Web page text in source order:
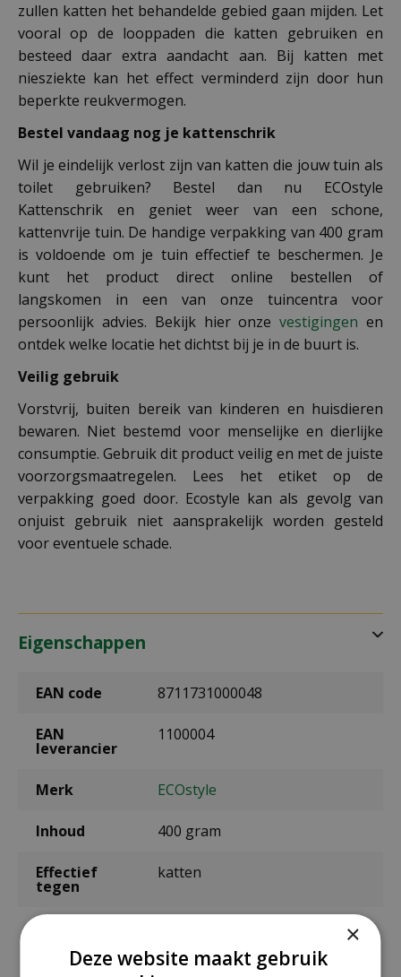
zullen katten het behandelde gebied gaan mijden. Let
vooral op de looppaden die katten gebruiken en
besteed daar extra aandacht aan. Bij katten met
niesziekte kan het effect verminderd zijn door hun
beperkte reukvermogen.
Bestel vandaag nog je kattenschrik
Wil je eindelijk verlost zijn van katten die jouw tuin als
toilet gebruiken? Bestel dan nu ECOstyle
Kattenschrik en geniet weer van een schone,
kattenvrije tuin. De handige verpakking van 400 gram
is voldoende om je tuin effectief te beschermen. Je
kunt het product direct online bestellen of
langskomen in een van onze tuincentra voor
persoonlijk advies. Bekijk hier onzevestigingen en
ontdek welke locatie het dichtst bij je in de buurt is.
Veilig gebruik
Vorstvrij, buiten bereik van kinderen en huisdieren
bewaren. Niet bestemd voor menselijke en dierlijke
consumptie. Gebruik dit product veilig en met de juiste
voorzorgsmaatregelen. Lees het etiket op de
verpakking goed door. Ecostyle kan als gevolg van
onjuist gebruik niet aansprakelijk worden gesteld
voor eventuele schade.
Eigenschappen
EAN code 8711731000048
EAN
leverancier
1100004
Merk ECOstyle
Inhoud 400 gram
Effectief
tegen
katten
×
Deze website maakt gebruik